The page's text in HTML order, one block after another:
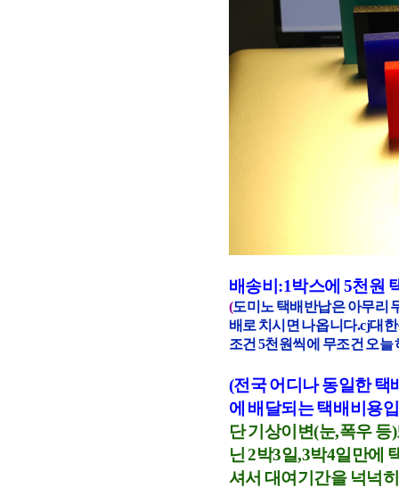
배송비:1박스에 5천원
(도미노 택배반납은 아무리
배로 치시면 나옵니다.cj대
조건 5천원씩에 무조건 오
(전국 어디나 동일한 택
에 배달되는 택배비용
단 기상이변(눈,폭우
닌 2박3일,3박4일만에
셔서 대여기간을 넉넉